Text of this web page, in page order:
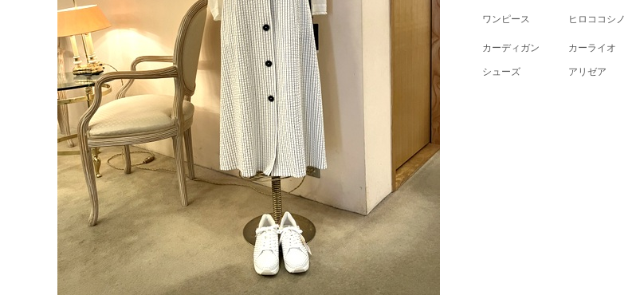
ワンピース ヒロココシノ
カーディガン カーライオ
シューズ アリゼア ￥